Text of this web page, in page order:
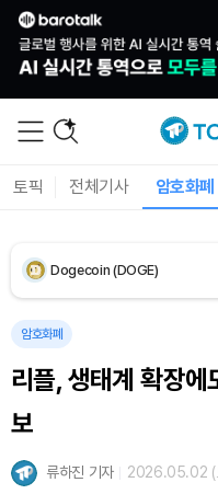
토픽 전체기사 암호화폐
Solana (SOL)
Bitcoin (BTC)
암호화폐
리플, 생태계 확장
보
류하진 기자 2026.05.02 (